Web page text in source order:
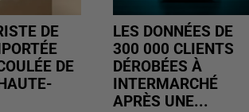
DE
DE
LES DONNÉES DE
300 000 CLIENTS
DÉROBÉES À
INTERMARCHÉ
APRÈS UNE...